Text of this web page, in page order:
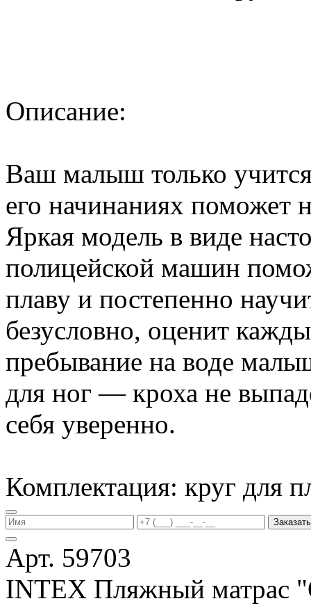
Описание:
Ваш малыш только
его начинаниях поможет
Яркая модель в виде
полицейской машин
плаву и постепенно
безусловно, оценит
пребывание на воде
для ног — кроха не
себя уверенно.
Комплектация: круг для
Заказать
Арт. 59703
INTEX Пляжный